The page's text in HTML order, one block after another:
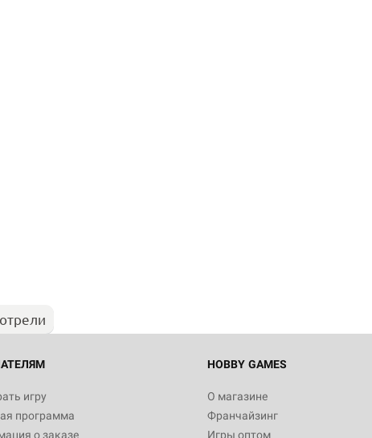
игру
программа
о заказе
HOBBY GAMES
О магазине
Франчайзинг
Игры оптом